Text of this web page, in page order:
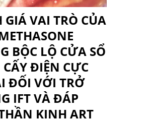
VAI TRÒ CỦA
BỘC LỘ CỬA SỔ
ĐIỆN CỰC
ĐỐI VỚI TRỞ
IFT VÀ ĐÁP
KINH ART